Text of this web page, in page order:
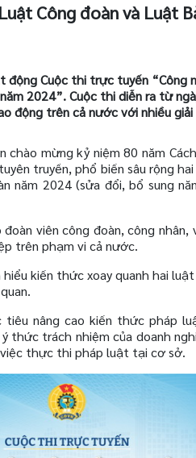
Công đoàn và Luật
động Cuộc thi trực tuyến “Công
2024”. Cuộc thi diễn ra từ
động trên cả nước với nhiều
mừng kỷ niệm 80 năm
truyền, phổ biến sâu rộng
năm 2024 (sửa đổi, bổ sung
viên công đoàn, công nhân,
trên phạm vi cả nước.
kiến thức xoay quanh hai
nâng cao kiến thức pháp
thức trách nhiệm của doanh
thực thi pháp luật tại cơ sở.